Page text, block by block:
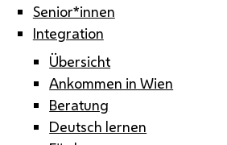
Senior*innen
Integration
Übersicht
Ankommen in Wien
Beratung
Deutsch lernen